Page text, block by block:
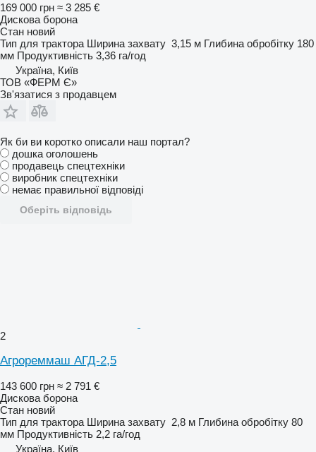
169 000 грн ≈ 3 285 €
Дискова борона
Стан новий
Тип для трактора Ширина захвату 3,15 м Глибина обробітку 180
мм Продуктивність 3,36 га/год
Україна, Київ
ТОВ «ФЕРМ Є»
Зв'язатися з продавцем
Як би ви коротко описали наш портал?
дошка оголошень
продавець спецтехніки
виробник спецтехніки
немає правильної відповіді
Оберіть відповідь
2
Агрореммаш АГД-2,5
143 600 грн ≈ 2 791 €
Дискова борона
Стан новий
Тип для трактора Ширина захвату 2,8 м Глибина обробітку 80
мм Продуктивність 2,2 га/год
Україна, Київ